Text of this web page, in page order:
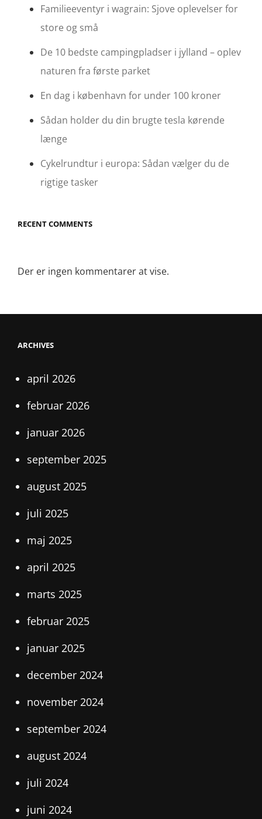
Familieeventyr i wagrain: Sjove oplevelser for
store og små
De 10 bedste campingpladser i jylland – oplev
naturen fra første parket
En dag i københavn for under 100 kroner
Sådan holder du din brugte tesla kørende
længe
Cykelrundtur i europa: Sådan vælger du de
rigtige tasker
RECENT COMMENTS
Der er ingen kommentarer at vise.
ARCHIVES
april 2026
februar 2026
januar 2026
september 2025
august 2025
juli 2025
maj 2025
april 2025
marts 2025
februar 2025
januar 2025
december 2024
november 2024
september 2024
august 2024
juli 2024
juni 2024